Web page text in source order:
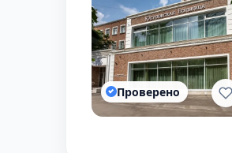
Проверено